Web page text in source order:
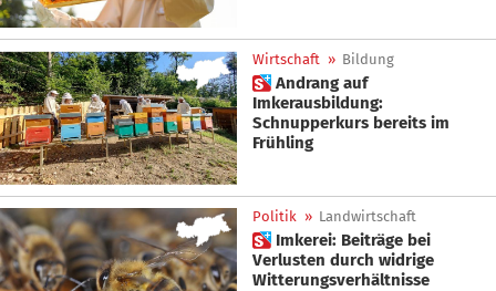
Wirtschaft » Bildung
 Andrang auf
Imkerausbildung:
Schnupperkurs bereits im
Frühling
Politik » Landwirtschaft
 Imkerei: Beiträge bei
Verlusten durch widrige
Witterungsverhältnisse